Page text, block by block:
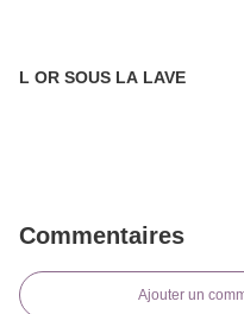
L OR SOUS LA LAVE
Commentaires
Ajouter un